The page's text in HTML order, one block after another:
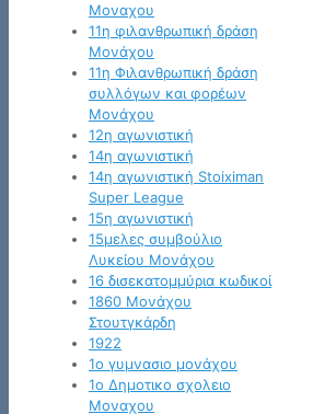
Μοναχου
11η φιλανθρωπική δράση
Μονάχου
11η Φιλανθρωπική δράση
συλλόγων και φορέων
Μονάχου
12η αγωνιστική
14η αγωνιστική
14η αγωνιστική Stoiximan
Super League
15η αγωνιστική
15μελες συμβούλιο
Λυκείου Μονάχου
16 δισεκατομμύρια κωδικοί
1860 Μονάχου
Στουτγκάρδη
1922
1ο γυμνασιο μονάχου
1ο Δημοτικο σχολειο
Μοναχου